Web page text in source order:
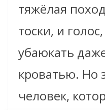
тяжёлая
тоски, и
убаюкать
кроватью. Но
человек,